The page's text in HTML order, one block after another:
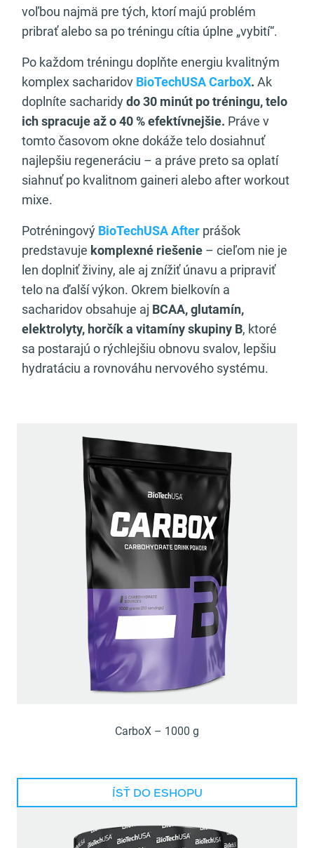
voľbou najmä pre tých, ktorí majú problém
pribrať alebo sa po tréningu cítia úplne „vybití“.
Po každom tréningu doplňte energiu kvalitným
komplex sacharidov BioTechUSA CarboX. Ak
doplníte sacharidydo 30 minút po tréningu, telo
ich spracuje až o 40 % efektívnejšie. Práve v
tomto časovom okne dokáže telo dosiahnuť
najlepšiu regeneráciu – a práve preto sa oplatí
siahnuť po kvalitnom gaineri alebo after workout
mixe.
Potréningový BioTechUSA After prášok
predstavuje komplexné riešenie – cieľom nie je
len doplniť živiny, ale aj znížiť únavu a pripraviť
telo na ďalší výkon. Okrem bielkovín a
sacharidov obsahuje aj BCAA, glutamín,
elektrolyty, horčík a vitamíny skupiny B, ktoré
sa postarajú o rýchlejšiu obnovu svalov, lepšiu
hydratáciu a rovnováhu nervového systému.
CarboX – 1000 g
ÍSŤ DO ESHOPU